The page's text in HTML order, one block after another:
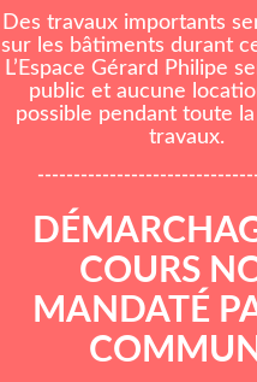
Des travaux importants
sur les bâtiments durant
L’Espace Gérard Philipe
public et aucune
possible pendant toute
travaux.
COURS
MANDATÉ